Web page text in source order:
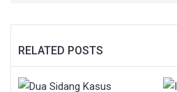
RELATED POSTS